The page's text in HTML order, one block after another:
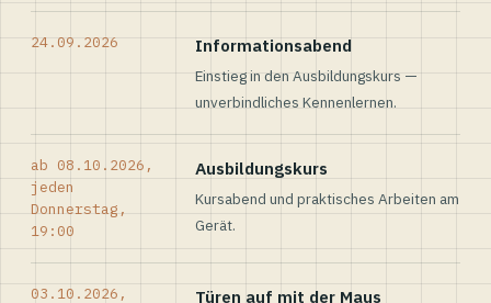
24.09.2026 Informationsabend
Einstieg in den Ausbildungskurs —
unverbindliches Kennenlernen.
ab 08.10.2026,
jeden
Donnerstag,
19:00
Ausbildungskurs
Kursabend und praktisches Arbeiten am
Gerät.
03.10.2026,
Türen auf mit der Maus